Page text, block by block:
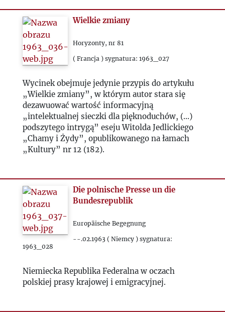
2021
2024
2025
Wielkie zmiany
Horyzonty, nr 81
( Francja ) sygnatura: 1963_027
Wycinek obejmuje jedynie przypis do artykułu
„Wielkie zmiany”, w którym autor stara się
dezawuować wartość informacyjną
„intelektualnej sieczki dla pięknoduchów, (...)
podszytego intrygą” eseju Witolda Jedlickiego
„Chamy i Żydy”, opublikowanego na łamach
„Kultury” nr 12 (182).
Die polnische Presse un die
Bundesrepublik
Europäische Begegnung
--.02.1963 ( Niemcy ) sygnatura:
1963_028
Niemiecka Republika Federalna w oczach
polskiej prasy krajowej i emigracyjnej.